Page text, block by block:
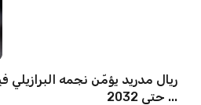
ريال مدريد يؤمّن نجمه
حتى 2032 ...